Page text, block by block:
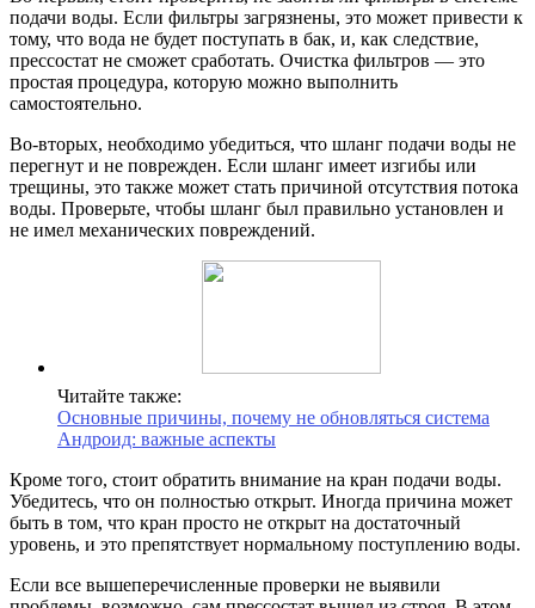
подачи воды. Если фильтры загрязнены, это может привести к
тому, что вода не будет поступать в бак, и, как следствие,
прессостат не сможет сработать. Очистка фильтров — это
простая процедура, которую можно выполнить
самостоятельно.
Во-вторых, необходимо убедиться, что шланг подачи воды не
перегнут и не поврежден. Если шланг имеет изгибы или
трещины, это также может стать причиной отсутствия потока
воды. Проверьте, чтобы шланг был правильно установлен и
не имел механических повреждений.
Читайте также:
Основные причины, почему не обновляться система
Андроид: важные аспекты
Кроме того, стоит обратить внимание на кран подачи воды.
Убедитесь, что он полностью открыт. Иногда причина может
быть в том, что кран просто не открыт на достаточный
уровень, и это препятствует нормальному поступлению воды.
Если все вышеперечисленные проверки не выявили